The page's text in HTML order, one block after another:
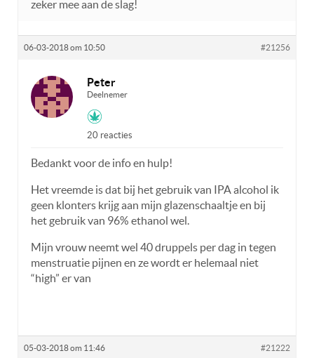
zeker mee aan de slag!
06-03-2018 om 10:50 #21256
Peter
Deelnemer
20 reacties
Bedankt voor de info en hulp!
Het vreemde is dat bij het gebruik van IPA alcohol ik
geen klonters krijg aan mijn glazenschaaltje en bij
het gebruik van 96% ethanol wel.
Mijn vrouw neemt wel 40 druppels per dag in tegen
menstruatie pijnen en ze wordt er helemaal niet
“high” er van
05-03-2018 om 11:46 #21222